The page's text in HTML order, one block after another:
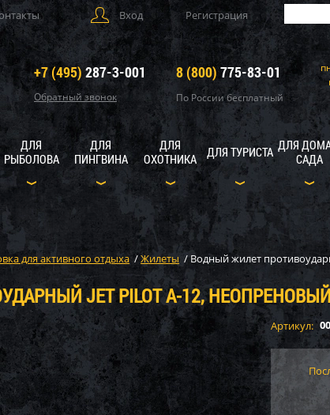
Вход Регистрация
+7 (495) 287-3-001
Обратный звонок
8 (800) 775-83-01
По России бесплатный
ДЛЯ
РЫБОЛОВА
ДЛЯ
ПИНГВИНА
ДЛЯ
ОХОТНИКА
ДЛЯ ТУРИСТА ДЛЯ
САДА
для активного отдыха /Жилеты /Водный жилет
JET PILOT A-12,
Артикул: